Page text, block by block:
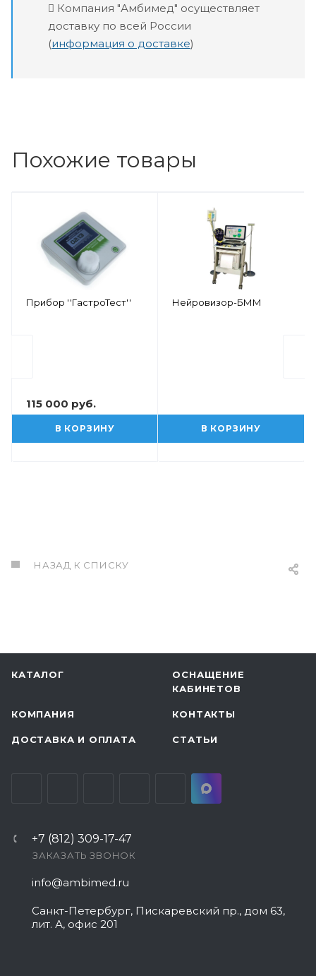
Компания "Амбимед" осуществляет
доставку по всей России
(информация о доставке)
Похожие товары
Прибор ''ГастроТест''
115 000 руб.
В КОРЗИНУ
Нейровизор-БММ
В КОРЗИНУ
НАЗАД К СПИСКУ
КАТАЛОГ
ОСНАЩЕНИЕ
КАБИНЕТОВ
КОМПАНИЯ КОНТАКТЫ
ДОСТАВКА И ОПЛАТА СТАТЬИ
+7 (812) 309-17-47
ЗАКАЗАТЬ ЗВОНОК
info@ambimed.ru
Санкт-Петербург, Пискаревский пр., дом 63,
лит. А, офис 201